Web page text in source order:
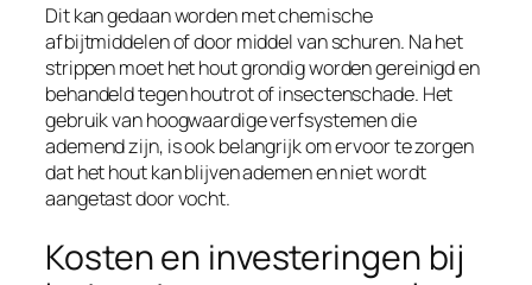
Dit kan gedaan worden met chemische
afbijtmiddelen of door middel van schuren. Na het
strippen moet het hout grondig worden gereinigd en
behandeld tegen houtrot of insectenschade. Het
gebruik van hoogwaardige verfsystemen die
ademend zijn, is ook belangrijk om ervoor te zorgen
dat het hout kan blijven ademen en niet wordt
aangetast door vocht.
Kosten en investeringen bij